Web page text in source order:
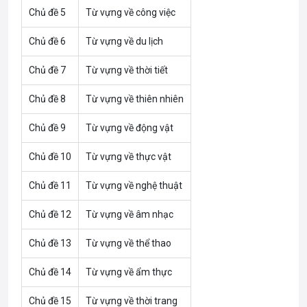
Chủ đề 5 Từ vựng về công việc
Chủ đề 6 Từ vựng về du lịch
Chủ đề 7 Từ vựng về thời tiết
Chủ đề 8 Từ vựng về thiên nhiên
Chủ đề 9 Từ vựng về động vật
Chủ đề 10 Từ vựng về thực vật
Chủ đề 11 Từ vựng về nghệ thuật
Chủ đề 12 Từ vựng về âm nhạc
Chủ đề 13 Từ vựng về thể thao
Chủ đề 14 Từ vựng về ẩm thực
Chủ đề 15 Từ vựng về thời trang